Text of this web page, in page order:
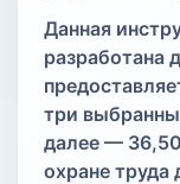
Данная
разработана
три
далее —
охране труда